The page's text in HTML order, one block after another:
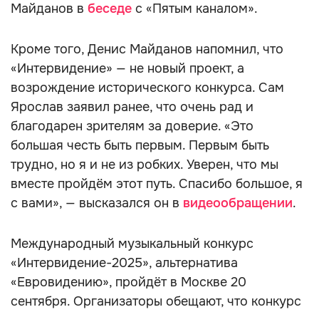
Майданов в беседе с «Пятым каналом».
Кроме того, Денис Майданов напомнил, что
«Интервидение» — не новый проект, а
возрождение исторического конкурса. Сам
Ярослав заявил ранее, что очень рад и
благодарен зрителям за доверие. «Это
большая честь быть первым. Первым быть
трудно, но я и не из робких. Уверен, что мы
вместе пройдём этот путь. Спасибо большое, я
с вами», — высказался он в видеообращении.
Международный музыкальный конкурс
«Интервидение-2025», альтернатива
«Евровидению», пройдёт в Москве 20
сентября. Организаторы обещают, что конкурс